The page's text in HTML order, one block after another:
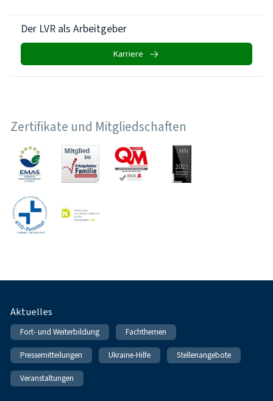
Der LVR als Arbeitgeber
Karriere
Zertifikate und Mitgliedschaften
Fußnavigation
Aktuelles
Fort- und Weiterbildung Fachthemen
Pressemitteilungen Ukraine-Hilfe Stellenangebote
Veranstaltungen